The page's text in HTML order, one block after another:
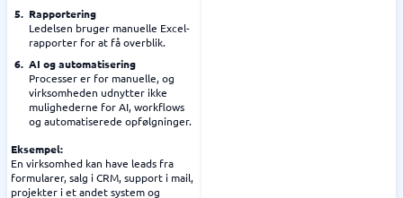
Rapportering
Ledelsen bruger manuelle Excel-
rapporter for at få overblik.
AI og automatisering
Processer er for manuelle, og
virksomheden udnytter ikke
mulighederne for AI, workflows
og automatiserede opfølgninger.
Eksempel:
En virksomhed kan have leads fra
formularer, salg i CRM, support i mail,
projekter i et andet system og